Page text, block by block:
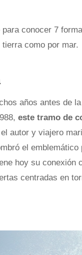
para conocer 7
como por mar.
años antes de
este tramo de
autor y viajero
el
hoy su conexión
centradas en